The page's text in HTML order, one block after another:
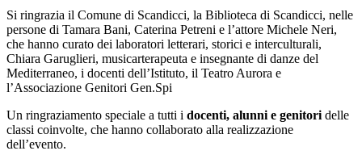
Si ringrazia il Comune di Scandicci, la Biblioteca di Scandicci, nelle
persone di Tamara Bani, Caterina Petreni e l’attore Michele Neri,
che hanno curato dei laboratori letterari, storici e interculturali,
Chiara Garuglieri, musicarterapeuta e insegnante di danze del
Mediterraneo, i docenti dell’Istituto, il Teatro Aurora e
l’Associazione Genitori Gen.Spi
Un ringraziamento speciale a tutti i docenti, alunni e genitori delle
classi coinvolte, che hanno collaborato alla realizzazione
dell’evento.